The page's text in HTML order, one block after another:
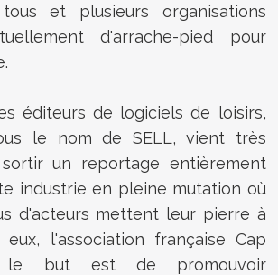
et plusieurs organisations
d'arrache-pied pour
éditeurs de logiciels de loisirs,
le nom de SELL, vient très
un reportage entièrement
industrie en pleine mutation où
d'acteurs mettent leur pierre à
eux, l'association française Cap
le but est de promouvoir